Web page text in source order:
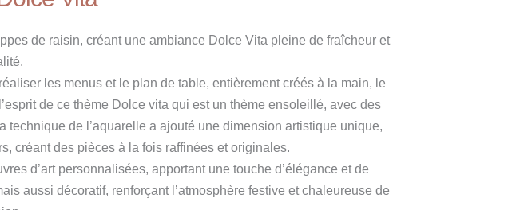
de raisin, créant une ambiance Dolce Vita pleine de fraîcheur et
les menus et le plan de table, entièrement créés à la main, le
de ce thème Dolce vita qui est un thème ensoleillé, avec des
de l’aquarelle a ajouté une dimension artistique unique,
créant des pièces à la fois raffinées et originales.
d’art personnalisées, apportant une touche d’élégance et de
aussi décoratif, renforçant l’atmosphère festive et chaleureuse de